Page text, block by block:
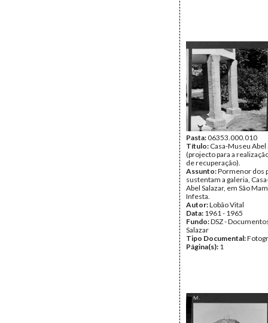
Pasta:06353.000.010
Título: Casa-Museu Abel
(projecto para a
de recuperação).
Assunto:Pormenor dos
sustentam a galeria,
Abel Salazar, em São
Infesta.
Autor:Lobão Vital
Data: 1961 - 1965
Fundo:DSZ -
Salazar
Tipo Documental:
Página(s): 1